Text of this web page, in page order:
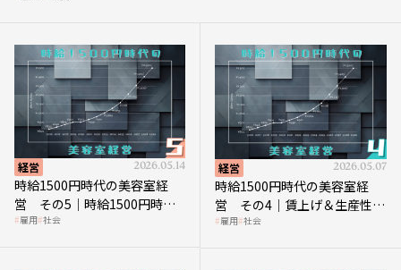
経営 2026.05.14
時給1500円時代の美容室経
営 その5｜時給1500円時代
の到来は美容業の収益構造を
雇用 社会
経営 2026.05.07
時給1500円時代の美容室経
営 その4｜賃上げ＆生産性向
上につなげる賢い助成金活用
雇用 社会